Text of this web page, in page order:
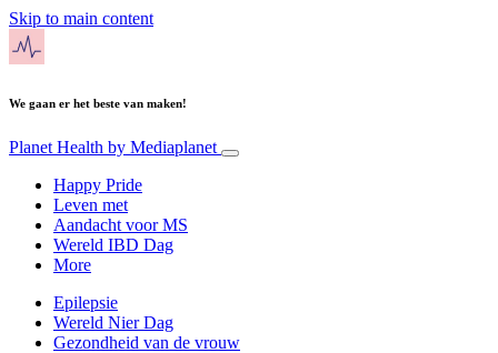
Skip to main content
We gaan er het beste van maken!
Planet Health by Mediaplanet
Happy Pride
Leven met
Aandacht voor MS
Wereld IBD Dag
More
Epilepsie
Wereld Nier Dag
Gezondheid van de vrouw